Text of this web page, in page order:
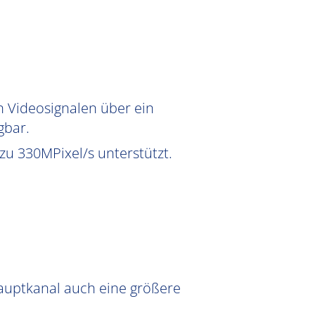
Videosignalen über ein
330MPixel/s unterstützt.
auch eine größere